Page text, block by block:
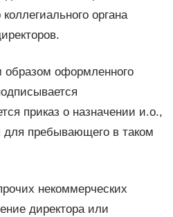
органа
оформленного
приказ о назначении и.о.,
для пребывающего в таком
некоммерческих
директора или